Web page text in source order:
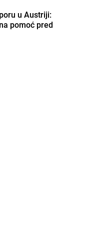
u Austriji:
pomoć pred